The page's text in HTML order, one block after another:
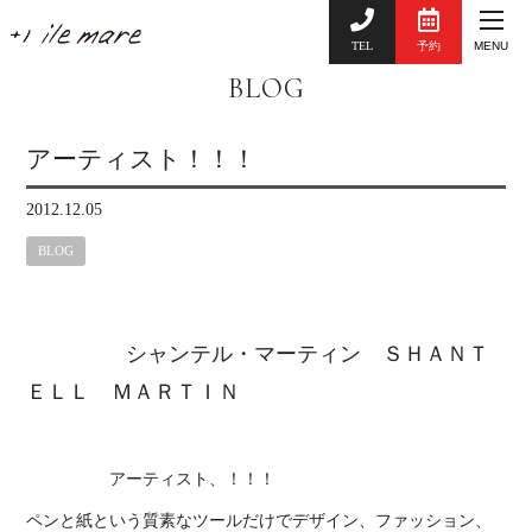
TEL 予約 MENU
BLOG
アーティスト！！！
2012.12.05
BLOG
シャンテル・マーティン ＳＨＡＮＴ
ＥＬＬ ＭＡＲＴＩＮ
アーティスト、！！！
ペンと紙という質素なツールだけでデザイン、ファッション、